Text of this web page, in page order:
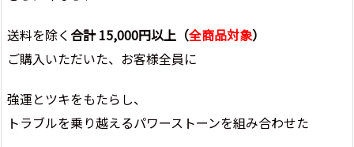
送料を除く合計 15,000円以上（全商品対象）
ご購入いただいた、お客様全員に
強運とツキをもたらし、
トラブルを乗り越えるパワーストーンを組み合わせた